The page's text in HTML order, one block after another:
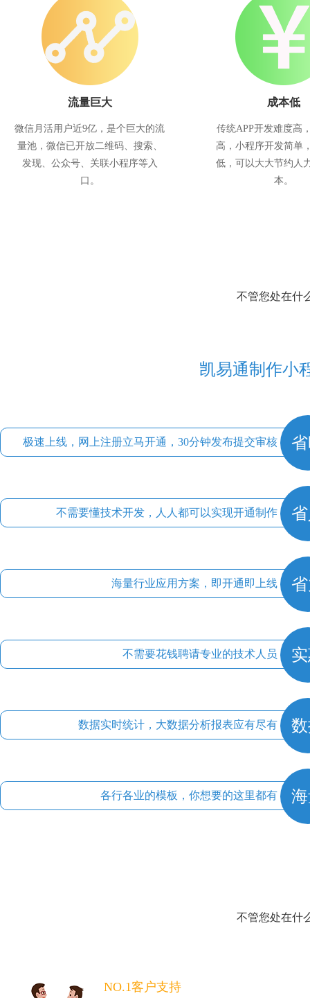
流量巨大
微信月活用户近9亿，是个巨大的流
量池，微信已开放二维码、搜索、
发现、公众号、关联小程序等入
口。
成本低
传统APP开发难度高
高，小程序开发简单
低，可以大大节约人
本。
不管您处在什
凯易通制作小
极速上线，网上注册立马开通，30分钟发布提交审核
不需要懂技术开发，人人都可以实现开通制作
海量行业应用方案，即开通即上线
不需要花钱聘请专业的技术人员
数据实时统计，大数据分析报表应有尽有
各行各业的模板，你想要的这里都有
不管您处在什
NO.1客户支持